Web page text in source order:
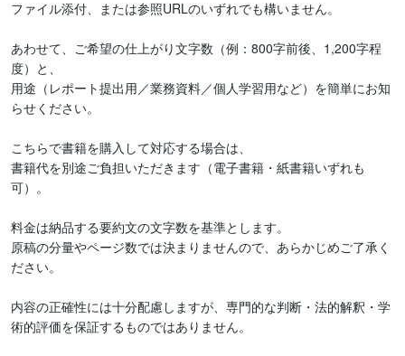
ファイル添付、または参照URLのいずれでも構いません。
あわせて、ご希望の仕上がり文字数（例：800字前後、1,200字程
度）と、
用途（レポート提出用／業務資料／個人学習用など）を簡単にお知
らせください。
こちらで書籍を購入して対応する場合は、
書籍代を別途ご負担いただきます（電子書籍・紙書籍いずれも
可）。
料金は納品する要約文の文字数を基準とします。
原稿の分量やページ数では決まりませんので、あらかじめご了承く
ださい。
内容の正確性には十分配慮しますが、専門的な判断・法的解釈・学
術的評価を保証するものではありません。